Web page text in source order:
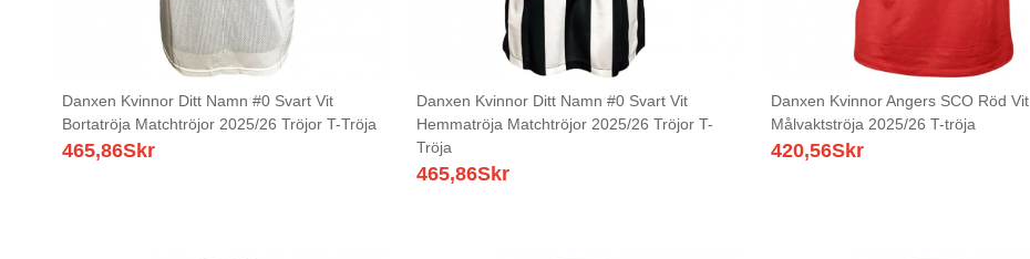
Danxen Kvinnor Ditt Namn #0 Svart Vit
Bortatröja Matchtröjor 2025/26 Tröjor T-Tröja
465,86Skr
Danxen Kvinnor Ditt Namn #0 Svart Vit
Hemmatröja Matchtröjor 2025/26 Tröjor T-
Tröja
465,86Skr
Danxen Kvinnor Angers SCO Röd Vit
Målvaktströja 2025/26 T-tröja
420,56Skr